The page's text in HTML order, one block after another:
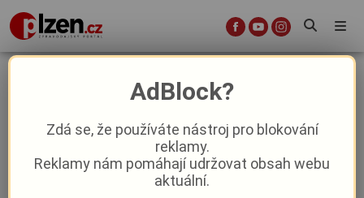
Co v Plzni přinesou dny před
prodlouženým víkendem?
15. 11. 2023|05:54
AdBlock?
Zdá se, že používáte nástroj pro blokování
reklamy.
Reklamy nám pomáhají udržovat obsah webu
aktuální.